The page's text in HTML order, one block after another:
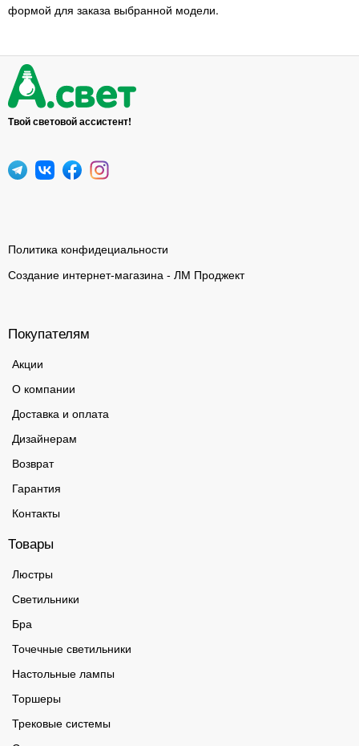
формой для заказа выбранной модели.
Твой световой ассистент!
Политика конфидециальности
Создание интернет-магазина - ЛМ Проджект
Покупателям
Акции
О компании
Доставка и оплата
Дизайнерам
Возврат
Гарантия
Контакты
Товары
Люстры
Светильники
Бра
Точечные светильники
Настольные лампы
Торшеры
Трековые системы